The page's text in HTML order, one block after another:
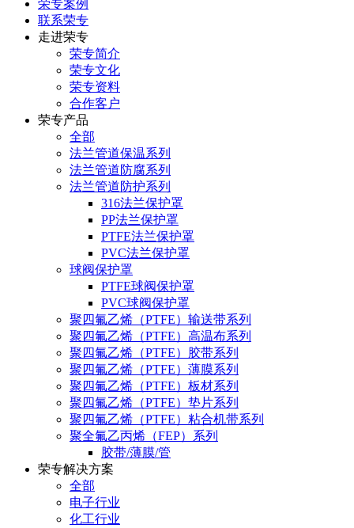
荣专案例
联系荣专
走进荣专
荣专简介
荣专文化
荣专资料
合作客户
荣专产品
全部
法兰管道保温系列
法兰管道防腐系列
法兰管道防护系列
316法兰保护罩
PP法兰保护罩
PTFE法兰保护罩
PVC法兰保护罩
球阀保护罩
PTFE球阀保护罩
PVC球阀保护罩
聚四氟乙烯（PTFE）输送带系列
聚四氟乙烯（PTFE）高温布系列
聚四氟乙烯（PTFE）胶带系列
聚四氟乙烯（PTFE）薄膜系列
聚四氟乙烯（PTFE）板材系列
聚四氟乙烯（PTFE）垫片系列
聚四氟乙烯（PTFE）粘合机带系列
聚全氟乙丙烯（FEP）系列
胶带/薄膜/管
荣专解决方案
全部
电子行业
化工行业